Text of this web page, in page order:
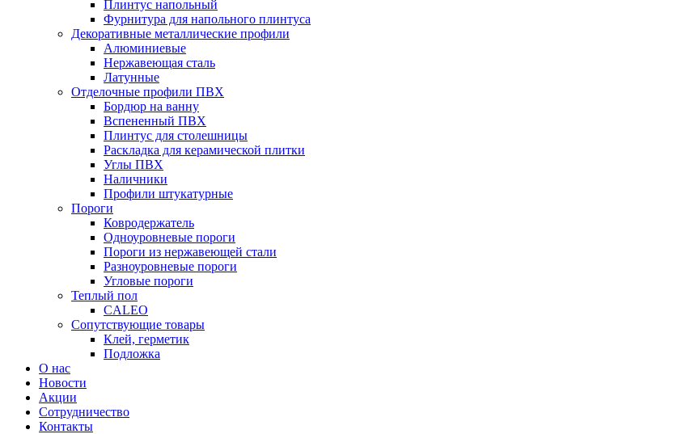
Плинтус напольный
Фурнитура для напольного плинтуса
Декоративные металлические профили
Алюминиевые
Нержавеющая сталь
Латунные
Отделочные профили ПВХ
Бордюр на ванну
Вспененный ПВХ
Плинтус для столешницы
Раскладка для керамической плитки
Углы ПВХ
Наличники
Профили штукатурные
Пороги
Ковродержатель
Одноуровневые пороги
Пороги из нержавеющей стали
Разноуровневые пороги
Угловые пороги
Теплый пол
CALEO
Сопутствующие товары
Клей, герметик
Подложка
О нас
Новости
Акции
Сотрудничество
Контакты